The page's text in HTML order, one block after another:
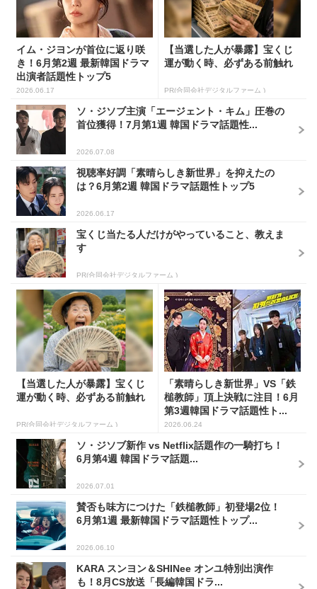
イム・ジヨンが首位に返り咲
き！6月第2週 最新韓国ドラマ
出演者話題性トップ5
2026.06.17
【当選した人が暴露】宝くじ
運が動く時、必ずある前触れ
PR(合同会社デジタルファーム )
ソ・ジソブ主演「エージェント・キム」圧巻の
首位獲得！7月第1週 韓国ドラマ話題性...
2026.07.08
視聴率好調「素晴らしき新世界」を抑えたの
は？6月第2週 韓国ドラマ話題性トップ5
2026.06.17
宝くじ当たる人だけがやっていること、教えま
す
PR(合同会社デジタルファーム )
【当選した人が暴露】宝くじ
運が動く時、必ずある前触れ
PR(合同会社デジタルファーム )
「素晴らしき新世界」VS「鉄
槌教師」頂上決戦に注目！6月
第3週韓国ドラマ話題性ト...
2026.06.24
ソ・ジソブ新作 vs Netflix話題作の一騎打ち！
6月第4週 韓国ドラマ話題...
2026.07.01
賛否も味方につけた「鉄槌教師」初登場2位！
6月第1週 最新韓国ドラマ話題性トップ...
2026.06.10
KARA スンヨン＆SHINee オンユ特別出演作
も！8月CS放送「長編韓国ドラ...